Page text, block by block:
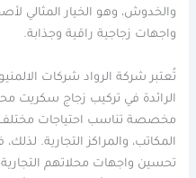
والخدوش، وهو الخيار المثالي
واجهات زجاجية راقية وجذابة.
تُعتبر شركة الرواد شركات
الرائدة في تركيب زجاج سكريت
مخصصة تناسب احتياجات مختلف
المكاتب، والمراكز التجارية.
تحسين واجهات محلاتهم